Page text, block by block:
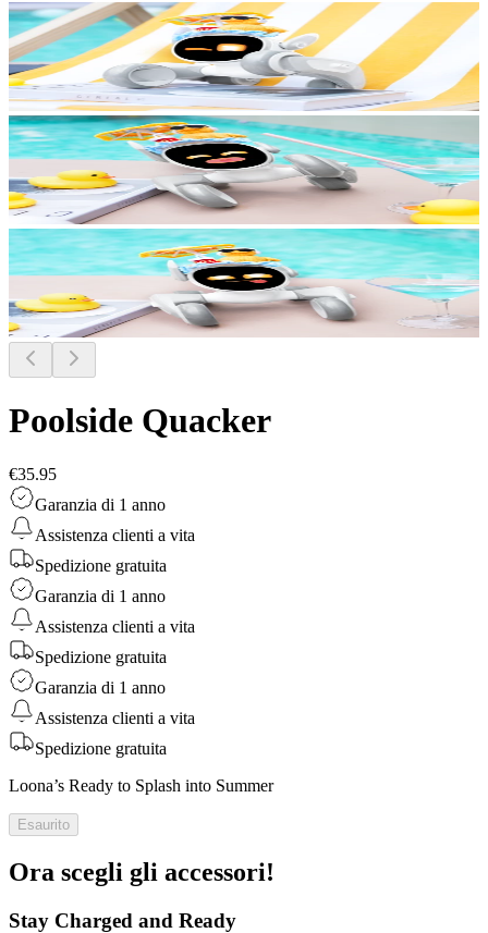
Poolside Quacker
€35.95
Garanzia di 1 anno
Assistenza clienti a vita
Spedizione gratuita
Garanzia di 1 anno
Assistenza clienti a vita
Spedizione gratuita
Garanzia di 1 anno
Assistenza clienti a vita
Spedizione gratuita
Loona’s Ready to Splash into Summer
Esaurito
Ora scegli gli accessori!
Stay Charged and Ready